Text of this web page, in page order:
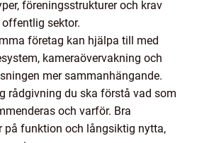
föreningsstrukturer och krav
sektor.
företag kan hjälpa till med
kameraövervakning och
mer sammanhängande.
rådgivning du ska förstå vad som
och varför. Bra
på funktion och långsiktig nytta,